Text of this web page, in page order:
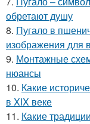
обретают душу
8. Пугало в
изображения для
9. Монтажные
нюансы
10. Какие
в XIX веке
11. Какие